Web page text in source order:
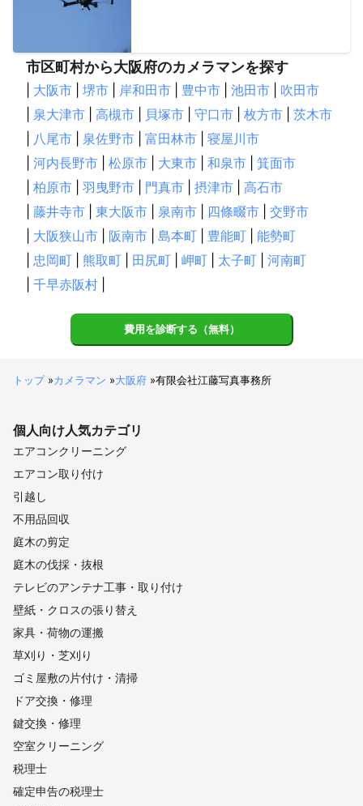
市区町村から大阪府のカメラマンを探す
大阪市 堺市 岸和田市 豊中市 池田市
吹田市
泉大津市 高槻市 貝塚市 守口市 枚方市
茨木市
八尾市 泉佐野市 富田林市
寝屋川市
河内長野市 松原市 大東市 和泉市
箕面市
柏原市 羽曳野市 門真市 摂津市
高石市
藤井寺市 東大阪市 泉南市 四條畷市
交野市
大阪狭山市 阪南市 島本町 豊能町
能勢町
忠岡町 熊取町 田尻町 岬町 太子町
河南町
千早赤阪村
費用を診断する（無料）
トップ»カメラマン »大阪府 »有限会社江藤写真事務所
個人向け人気カテゴリ
エアコンクリーニング
エアコン取り付け
引越し
不用品回収
庭木の剪定
庭木の伐採・抜根
テレビのアンテナ工事・取り付け
壁紙・クロスの張り替え
家具・荷物の運搬
草刈り・芝刈り
ゴミ屋敷の片付け・清掃
ドア交換・修理
鍵交換・修理
空室クリーニング
税理士
確定申告の税理士